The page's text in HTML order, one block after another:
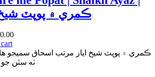
ڪمري ۾ پوپٽ شيخ
ڪمري ۾ پوپٽ شيخ اياز مرتب اسحاق سميجو
ٽه سٽن